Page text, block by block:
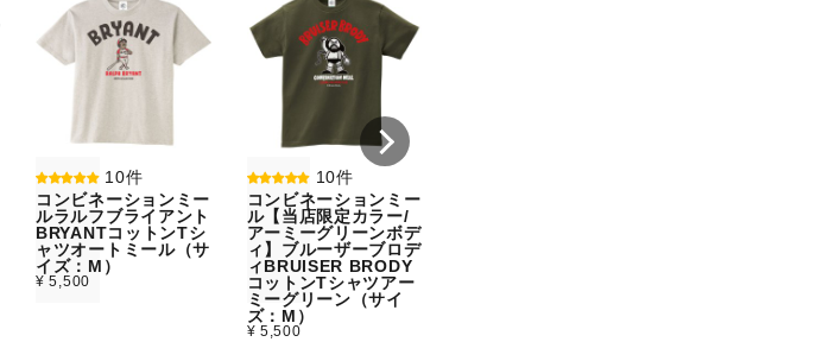
10件
コンビネーションミー
ルラルフブライアント
BRYANTコットンTシ
ャツオートミール（サ
イズ：M）
¥ 5,500
10件
コンビネーションミー
ル【当店限定カラー/
アーミーグリーンボデ
ィ】ブルーザーブロデ
ィBRUISER BRODY
コットンTシャツアー
ミーグリーン（サイ
ズ：M）
¥ 5,500